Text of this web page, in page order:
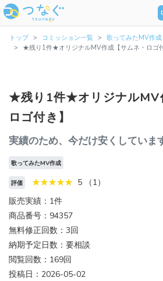
トップ コミッション一覧
歌ってみたMV作成
★残り1件★オリジナルMV作成【サムネ・ロゴ付
★残り1件★オリジナルMV
ロゴ付き】
実績のため、今だけ安くしていま
歌ってみたMV作成
評価
5 （1）
販売実績：1件
商品番号：94357
無料修正回数：3回
納期予定日数：要相談
閲覧回数：169回
投稿日：2026-05-02